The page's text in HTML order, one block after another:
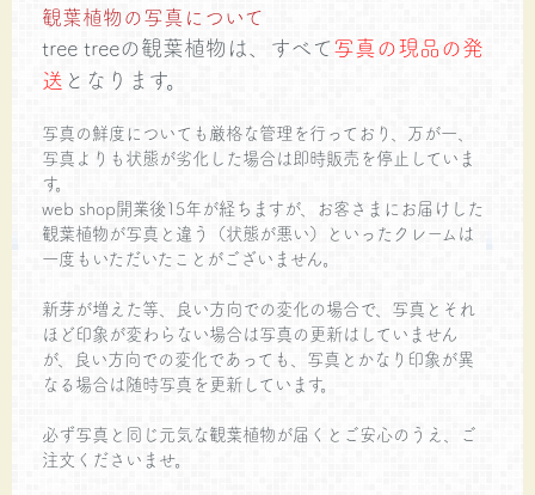
観葉植物の写真について
tree treeの観葉植物は、すべて写真の現品の発
送 となります。
写真の鮮度についても厳格な管理を行っており、万が一、
写真よりも状態が劣化した場合は即時販売を停止していま
す。
web shop開業後15年が経ちますが、お客さまにお届けした
観葉植物が写真と違う（状態が悪い）といったクレームは
一度もいただいたことがございません。
新芽が増えた等、良い方向での変化の場合で、写真とそれ
ほど印象が変わらない場合は写真の更新はしていません
が、良い方向での変化であっても、写真とかなり印象が異
なる場合は随時写真を更新しています。
必ず写真と同じ元気な観葉植物が届くとご安心のうえ、ご
注文くださいませ。